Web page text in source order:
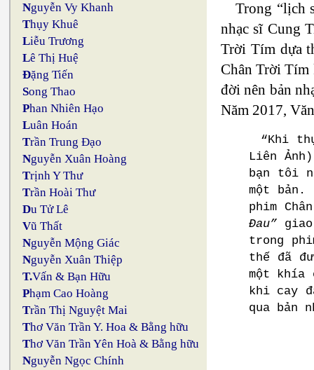
Nguyễn Vy Khanh
Thụy Khuê
Liễu Trương
Lê Thị Huệ
Đặng Tiến
Song Thao
Phan Nhiên Hạo
Luân Hoán
Trần Trung Đạo
Nguyễn Xuân Hoàng
Trịnh Y Thư
Trần Hoài Thư
Du Tử Lê
Vũ Thất
Nguyễn Mộng Giác
Nguyễn Xuân Thiệp
T.Vấn & Bạn Hữu
Phạm Cao Hoàng
Trần Thị Nguyệt Mai
Thơ Văn Trần Y. Hoa & Bằng hữu
Thơ Văn Trần Yên Hoà & Bằng hữu
Nguyễn Ngọc Chính
Trong “lịch
nhạc sĩ Cung
Trời Tím dựa
Chân Trời Tím
đời nên bản
Năm 2017,
“Khi
Liên
bạn tôi
một bản.
phim
Đau”
trong
thế đã
một khía
khi cay
qua bản